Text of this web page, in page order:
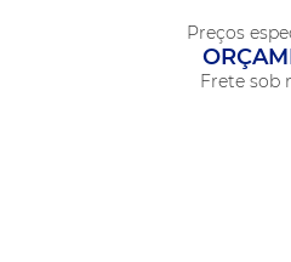
Preços
Frete sob